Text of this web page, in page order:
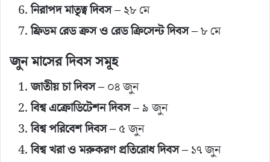
নিরাপদ মাতৃত্ব দিবস– ২৮ মে
ফ্রিডম রেড ক্রস ও রেড ক্রিসেন্ট দিবস– ৮ মে
জুন মাসের দিবস সমূহ
জাতীয় চা দিবস– ০৪ জুন
বিশ্ব এক্রোডিটেশন দিবস– ৯ জুন
বিশ্ব পরিবেশ দিবস– ৫ জুন
বিশ্ব খরা ও মরুকরণ প্রতিরোধ দিবস– ১৭ জুন